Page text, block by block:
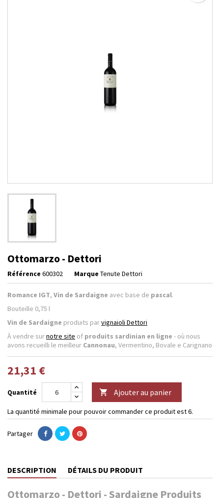
Ottomarzo - Dettori
Référence 600302 Marque Tenute Dettori
Romance IGT, Vin de Sardaigne avec base de pascal.
Bouteille 0,75 l
Vin de Sardaigne produits parvignaioli Dettori
À vendre surnotre site of produits sardinian en ligne - où nous
avons recueilli le meilleur Cannonau, Vermentino, Bovale e Carignano
21,31 €
Quantité  Ajouter au panier
La quantité minimale pour pouvoir commander ce produit est 6.
Partager
DESCRIPTION DÉTAILS DU PRODUIT
Ottomarzo - Dettori - Sardaigne Produits